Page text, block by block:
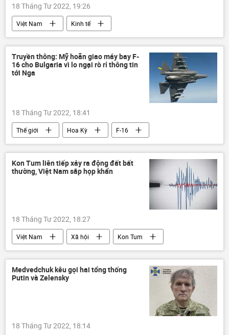
18 Tháng Tư 2022, 19:26
Việt Nam
Kinh tế
nhà máy điện hạt nhân
Ninh Thuận
Truyền thông: Mỹ hoãn giao máy bay F-
16 cho Bulgaria vì lo ngại rò rỉ thông tin
tới Nga
18 Tháng Tư 2022, 18:41
Thế giới Hoa Kỳ
F-16
Bulgaria
Nga
gián điệp
Quân sự
Cuộc khủng hoảng ở Ukraina
Báo chí thế giới
Kon Tum liên tiếp xảy ra động đất bất
thường, Việt Nam sắp họp khẩn
18 Tháng Tư 2022, 18:27
Việt Nam Xã hội
Kon Tum
dự đoán động đất
Medvedchuk kêu gọi hai tổng thống
Putin và Zelensky
18 Tháng Tư 2022, 18:14